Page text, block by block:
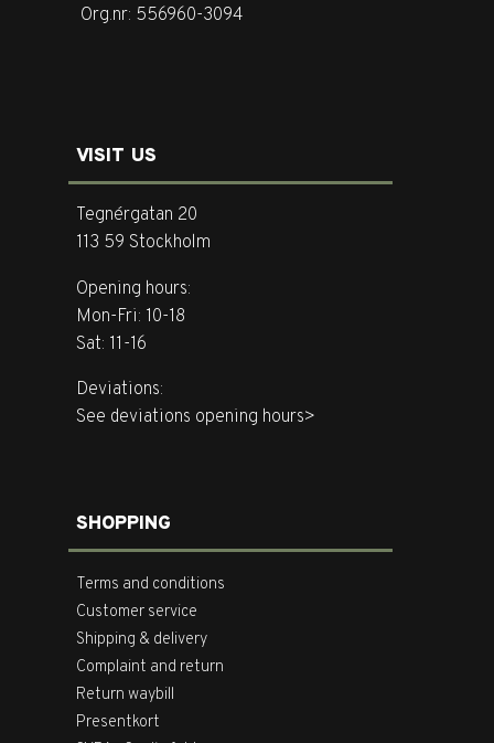
Org.nr: 556960-3094
VISIT US
Tegnérgatan 20
113 59 Stockholm
Opening hours:
Mon-Fri: 10-18
Sat: 11-16
Deviations:
See deviations opening hours>
SHOPPING
Terms and conditions
Customer service
Shipping & delivery
Complaint and return
Return waybill
Presentkort